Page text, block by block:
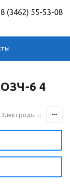
8 (3462) 55-53-08
6 4
Электроды для сварки